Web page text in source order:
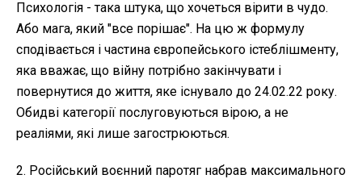
Психологія - така штука, що хочеться вірити в чудо.
Або мага, який "все порішає". На цю ж формулу
сподівається і частина європейського істеблішменту,
яка вважає, що війну потрібно закінчувати і
повернутися до життя, яке існувало до 24.02.22 року.
Обидві категорії послуговуються вірою, а не
реаліями, які лише загострюються.
2. Російський воєнний паротяг набрав максимального